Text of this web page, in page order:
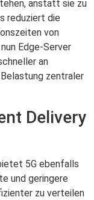
anstatt sie zu
reduziert die
von
Edge-Server
an
zentraler
Delivery
5G ebenfalls
und geringere
zu verteilen